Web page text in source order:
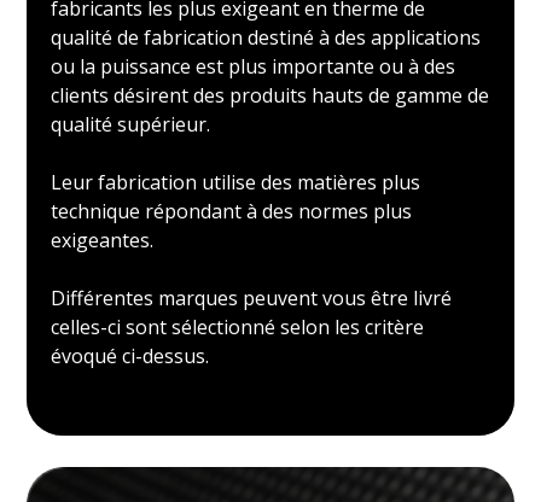
fabricants les plus exigeant en therme de
qualité de fabrication destiné à des applications
ou la puissance est plus importante ou à des
clients désirent des produits hauts de gamme de
qualité supérieur.
Leur fabrication utilise des matières plus
technique répondant à des normes plus
exigeantes.
Différentes marques peuvent vous être livré
celles-ci sont sélectionné selon les critère
évoqué ci-dessus.